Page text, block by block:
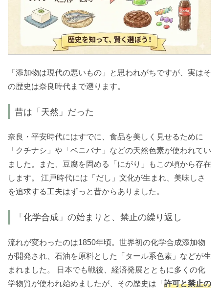
「添加物は現代の悪いもの」と思われがちですが、実はそ
の歴史は奈良時代まで遡ります。
昔は「天然」だった
奈良・平安時代にはすでに、食品を美しく見せるために
「クチナシ」や「ベニバナ」などの天然色素が使われてい
ました。また、豆腐を固める「にがり」もこの頃から存在
します。 江戸時代には「だし」文化が生まれ、美味しさ
を追求する工夫はずっと昔からありました。
「化学合成」の始まりと、禁止の繰り返し
流れが変わったのは1850年頃。世界初の化学合成添加物
が開発され、石油を原料とした「タール系色素」などが生
まれました。 日本でも戦後、経済発展とともに多くの化
学物質が使われ始めましたが、その歴史は「 許可と禁止の